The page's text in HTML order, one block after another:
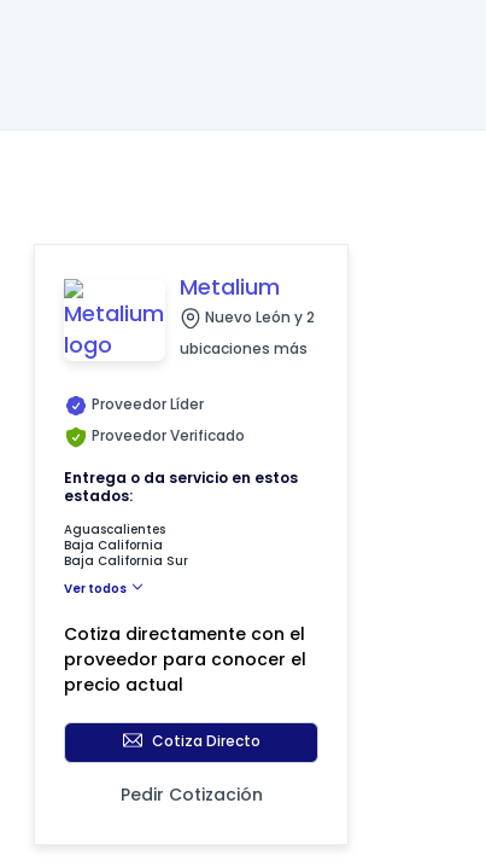
Metalium
Nuevo León y 2
ubicaciones más
Proveedor Líder
Proveedor Verificado
Entrega o da servicio en estos
estados:
Aguascalientes
Baja California
Baja California Sur
Ver todos
Cotiza directamente con el
proveedor para conocer el
precio actual
Cotiza Directo
Pedir Cotización